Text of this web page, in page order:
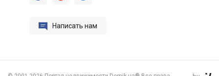
 Написать нам